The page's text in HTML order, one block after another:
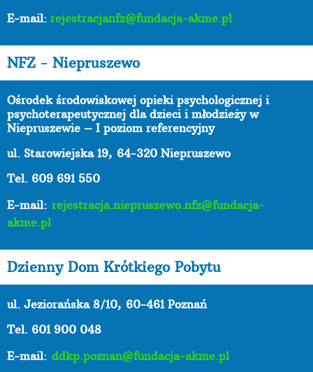
E-mail: rejestracjanfz@fundacja-akme.pl
NFZ - Niepruszewo
Ośrodek środowiskowej opieki psychologicznej i
psychoterapeutycznej dla dzieci i młodzieży w
Niepruszewie – I poziom referencyjny
ul. Starowiejska 19, 64-320 Niepruszewo
Tel. 609 691 550
E-mail: rejestracja.niepruszewo.nfz@fundacja-
akme.pl
Dzienny Dom Krótkiego Pobytu
ul. Jeziorańska 8/10, 60-461 Poznań
Tel. 601 900 048
E-mail: ddkp.poznan@fundacja-akme.pl